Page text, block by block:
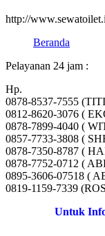
http://
Beranda
Pelayanan 24 jam :
Hp.
0878-8537-7555
0812-8620-3076 (
0878-7899-4040 (
0857-7733-3808 (
0878-7350-8787 (
0878-7752-0712 (
0895-3606-07518 (
0819-1159-7339
Untuk